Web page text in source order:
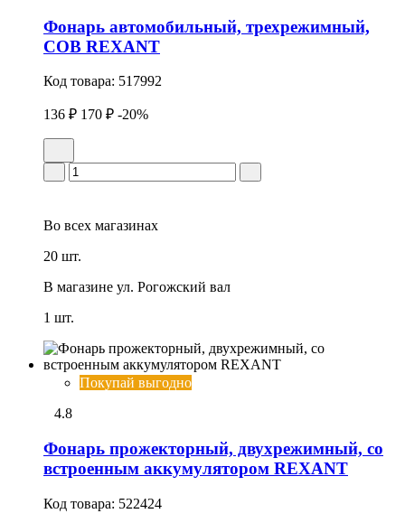
Фонарь автомобильный, трехрежимный,
СОВ REXANT
Код товара: 517992
136 ₽ 170 ₽ -20%
Во всех магазинах
20 шт.
В магазине ул. Рогожский вал
1 шт.
Покупай выгодно
4.8
Фонарь прожекторный, двухрежимный, со
встроенным аккумулятором REXANT
Код товара: 522424